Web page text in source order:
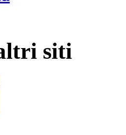
siti